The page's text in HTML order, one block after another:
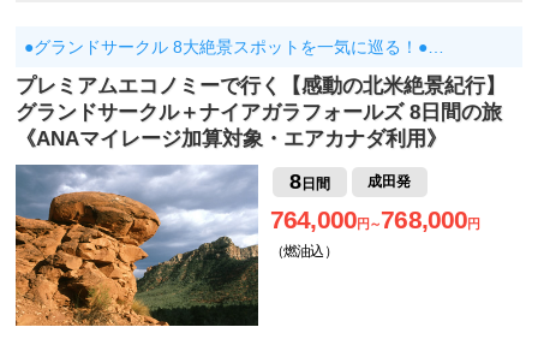
●グランドサークル 8大絶景スポットを一気に巡る！●…
プレミアムエコノミーで行く【感動の北米絶景紀行】
グランドサークル＋ナイアガラフォールズ 8日間の旅
《ANAマイレージ加算対象・エアカナダ利用》
8日間 成田発
764,000円～768,000円
（燃油込）